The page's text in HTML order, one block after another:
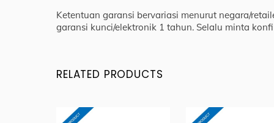
Ketentuan garansi bervariasi menurut negara/
garansi kunci/elektronik 1 tahun. Selalu minta
RELATED PRODUCTS